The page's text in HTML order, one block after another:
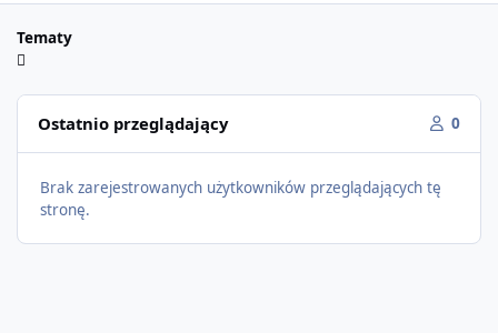
Tematy
Ostatnio przeglądający 0
Brak zarejestrowanych użytkowników przeglądających tę
stronę.